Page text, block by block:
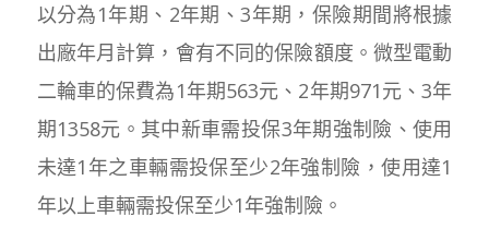
以分為1年期、2年期、3年期，保險期間將根據
出廠年月計算，會有不同的保險額度。微型電動
二輪車的保費為1年期563元、2年期971元、3年
期1358元。其中新車需投保3年期強制險、使用
未達1年之車輛需投保至少2年強制險，使用達1
年以上車輛需投保至少1年強制險。